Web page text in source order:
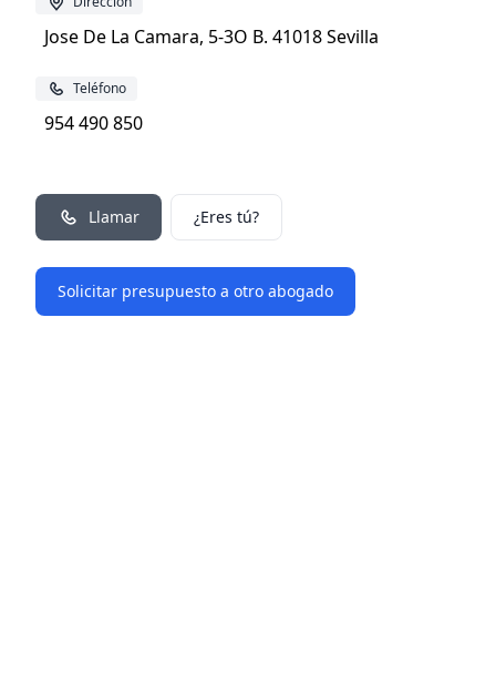
Jose De La Camara, 5-3O B. 41018 Sevilla
Teléfono
954 490 850
Llamar ¿Eres tú?
Solicitar presupuesto a otro abogado